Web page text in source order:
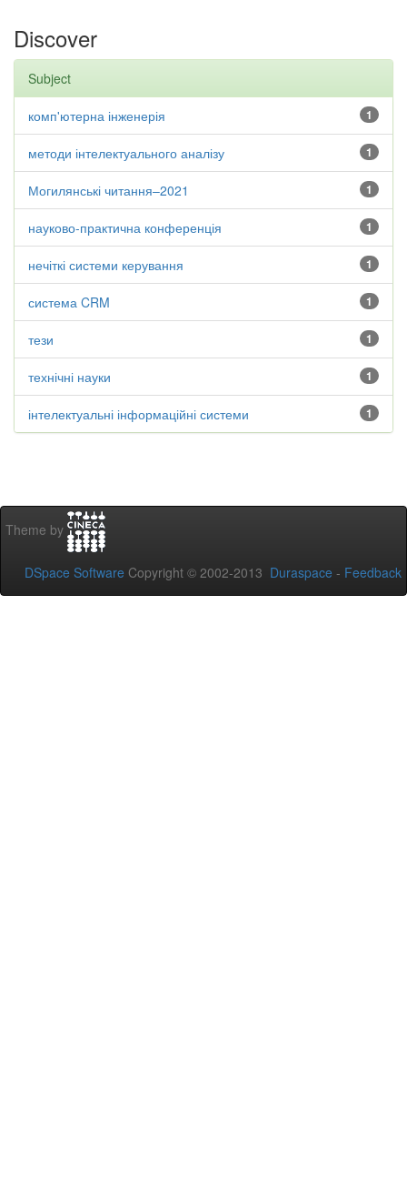
Discover
Subject
1
комп'ютерна інженерія
1
методи інтелектуального аналізу
1
Могилянські читання–2021
1
науково-практична конференція
1
нечіткі системи керування
1
система CRM
1
тези
1
технічні науки
1
інтелектуальні інформаційні системи
Theme by
DSpace Software Copyright © 2002-2013 Duraspace - Feedback